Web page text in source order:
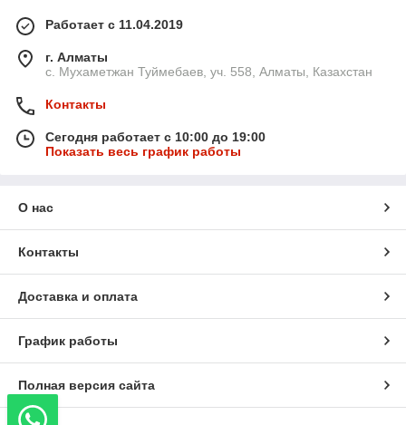
Работает с 11.04.2019
г. Алматы
с. Мухаметжан Туймебаев, уч. 558, Алматы, Казахстан
Контакты
Сегодня работает с 10:00 до 19:00
Показать весь график работы
О нас
Контакты
Доставка и оплата
График работы
Полная версия сайта